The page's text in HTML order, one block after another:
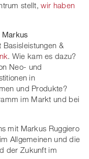
stellt,wir haben
Markus
&
. Wie kam es dazu?
Neo- und
in
und Produkte?
im Markt und bei
mit Markus Ruggiero
Allgemeinen und die
der Zukunft im